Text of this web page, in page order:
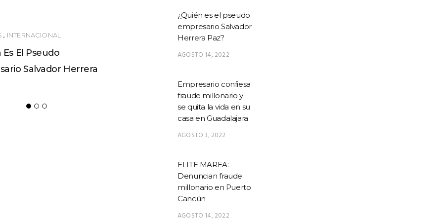
MÉXICO
¿Quién es el pseudo
empresario Salvador
Herrera Paz?
AGOSTO 14, 2022
Empresario confiesa
fraude millonario y
se quita la vida en su
casa en Guadalajara
AGOSTO 3, 2022
ELITE MAREA:
Denuncian fraude
millonario en Puerto
Cancún
AGOSTO 14, 2022